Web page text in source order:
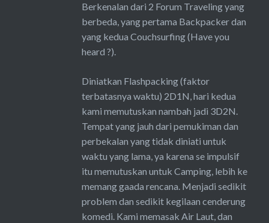
Berkenalan dari 2 Forum Traveling yang
berbeda, yang pertama Backpacker dan
yang kedua Couchsurfing (Have you
heard ?).
Diniatkan Flashpacking (faktor
terbatasnya waktu) 2D1N, hari kedua
kami memutuskan nambah jadi 3D2N.
Tempat yang jauh dari pemukiman dan
perbekalan yang tidak diniati untuk
waktu yang lama, ya karena se impulsif
itu memutuskan untuk Camping, lebih ke
memang gaada rencana. Menjadi sedikit
problem dan sedikit kegilaan cenderung
komedi. Kami memasak Air Laut, dan